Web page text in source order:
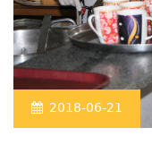
2018-06-21